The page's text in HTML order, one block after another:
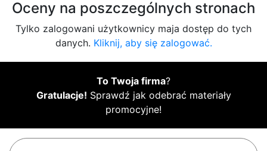
Oceny na poszczególnych stronach
Tylko zalogowani użytkownicy maja dostęp do tych
danych. Kliknij, aby się zalogować.
To Twoja firma?
Gratulacje! Sprawdź jak odebrać materiały
promocyjne!